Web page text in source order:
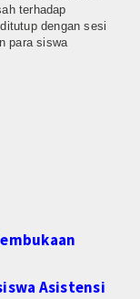
terhadap
dengan sesi
para siswa
Asistensi